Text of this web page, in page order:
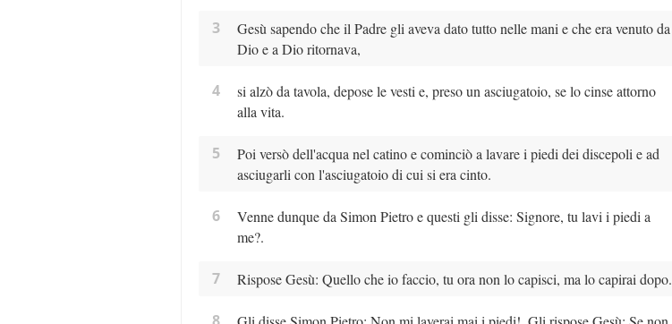
3
Gesù sapendo che il Padre gli aveva dato tutto nelle mani e che era venuto da
Dio e a Dio ritornava,
4
si alzò da tavola, depose le vesti e, preso un asciugatoio, se lo cinse attorno
alla vita.
5
Poi versò dell'acqua nel catino e cominciò a lavare i piedi dei discepoli e ad
asciugarli con l'asciugatoio di cui si era cinto.
6
Venne dunque da Simon Pietro e questi gli disse: Signore, tu lavi i piedi a
me?.
7 Rispose Gesù: Quello che io faccio, tu ora non lo capisci, ma lo capirai dopo.